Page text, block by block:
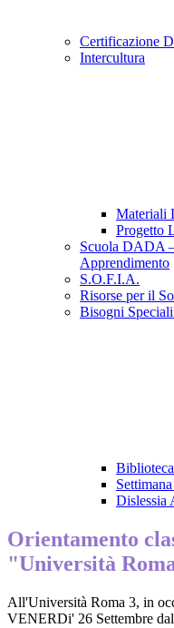
Certificazione
Intercultura
Materiali
Progetto
Scuola DADA
Apprendimento
S.O.F.I.A.
Risorse per il
Bisogni
Dislessia
Orientamento
"Università
All'Università Roma 3, in
VENERDi' 26 Settembre